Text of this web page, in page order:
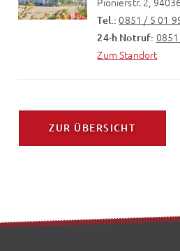
Tel.:0851 / 5 01
24-h Notruf:
Zum Standort
ZUR ÜBERSICHT